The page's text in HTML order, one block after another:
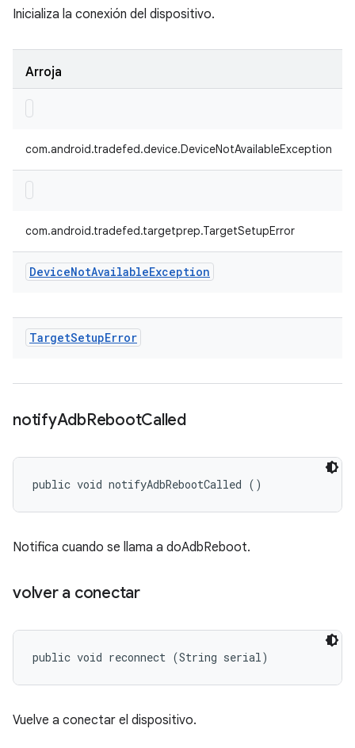
Inicializa la conexión del dispositivo.
Arroja
com.android.tradefed.device.DeviceNotAvailableException
com.android.tradefed.targetprep.TargetSetupError
DeviceNotAvailableException
TargetSetupError
notifyAdbRebootCalled
public void notifyAdbRebootCalled ()
Notifica cuando se llama a doAdbReboot.
volver a conectar
public void reconnect (String serial)
Vuelve a conectar el dispositivo.